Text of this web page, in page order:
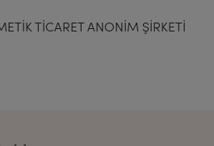
TİCARET ANONİM ŞİRKETİ